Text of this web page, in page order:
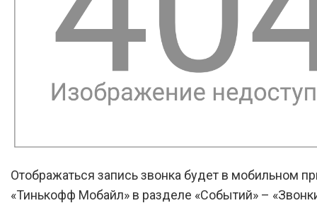
Отображаться запись звонка будет в мобильном
«Тинькофф Мобайл» в разделе «Событий» –